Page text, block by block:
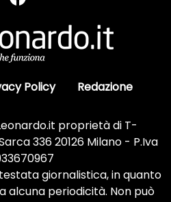
Policy Redazione
proprietà di T-
336 20126 Milano - P.Iva
giornalistica, in quanto
alcuna periodicità. Non può